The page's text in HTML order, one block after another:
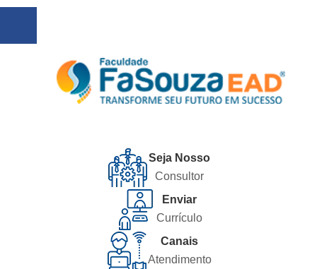
Seja Nosso
Consultor
Enviar
Currículo
Canais
Atendimento